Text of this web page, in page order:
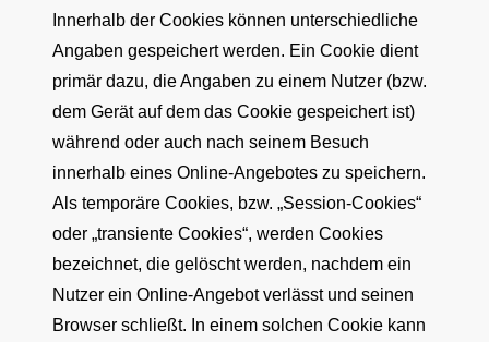
Innerhalb der Cookies können unterschiedliche
Angaben gespeichert werden. Ein Cookie dient
primär dazu, die Angaben zu einem Nutzer (bzw.
dem Gerät auf dem das Cookie gespeichert ist)
während oder auch nach seinem Besuch
innerhalb eines Online-Angebotes zu speichern.
Als temporäre Cookies, bzw. „Session-Cookies“
oder „transiente Cookies“, werden Cookies
bezeichnet, die gelöscht werden, nachdem ein
Nutzer ein Online-Angebot verlässt und seinen
Browser schließt. In einem solchen Cookie kann